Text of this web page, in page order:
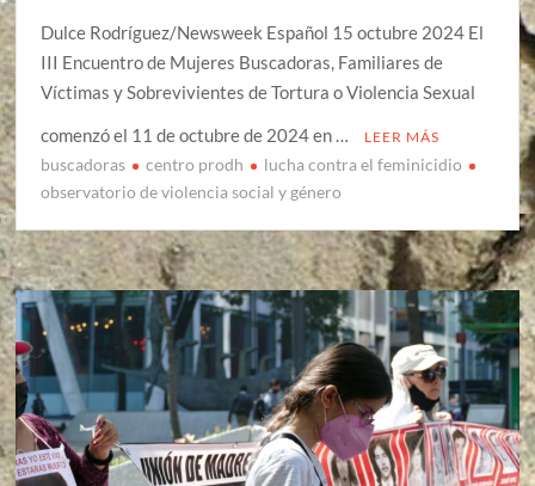
Dulce Rodríguez/Newsweek Español 15 octubre 2024 El
III Encuentro de Mujeres Buscadoras, Familiares de
Víctimas y Sobrevivientes de Tortura o Violencia Sexual
comenzó el 11 de octubre de 2024 en …
LEER MÁS
buscadoras centro prodh
lucha contra el feminicidio
observatorio de violencia social y género